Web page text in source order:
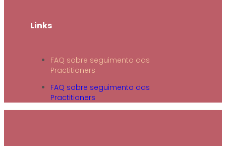
Links
FAQ sobre seguimento das
Practitioners
FAQ sobre seguimento das
Practitioners